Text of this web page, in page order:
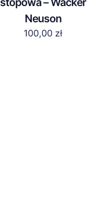
Neuson
100,00 zł